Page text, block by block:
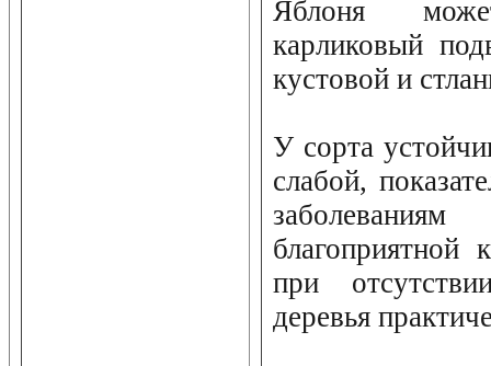
Яблоня
карликовый
кустовой и
У сорта
слабой,
благоприятной
при
деревья